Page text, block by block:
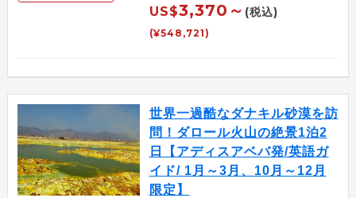
US$3,370～ (税込)
(¥548,721)
世界一過酷なダナキル砂漠を訪
問！ダロール火山の絶景1泊2
日【アディスアベバ発/英語ガ
イド/ 1月～3月、10月～12月
限定】